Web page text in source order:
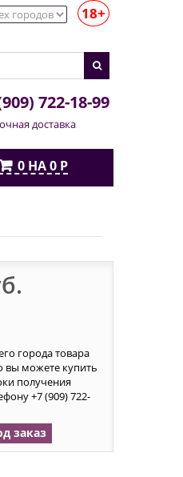
18+
722-18-99
доставка
0 НА0 Р
города товара
вы можете купить
получения
+7 (909) 722-
заказ